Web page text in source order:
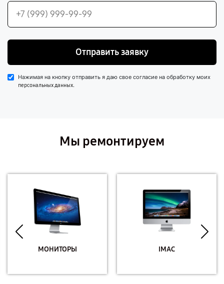
Отправить заявку
Нажимая на кнопку отправить я даю свое согласие на обработку моих
персональных данных.
Мы ремонтируем
МОНИТОРЫ IMAC